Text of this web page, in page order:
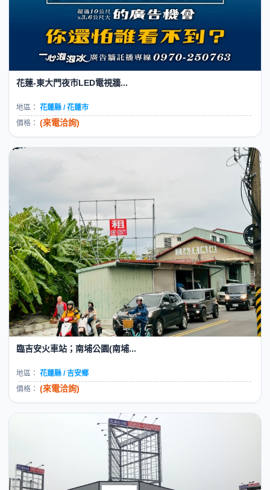
花蓮-東大門夜市LED電視牆...
地區： 花蓮縣 / 花蓮市
價格： (來電洽詢)
臨吉安火車站；南埔公園(南埔...
地區： 花蓮縣 / 吉安鄉
價格： (來電洽詢)